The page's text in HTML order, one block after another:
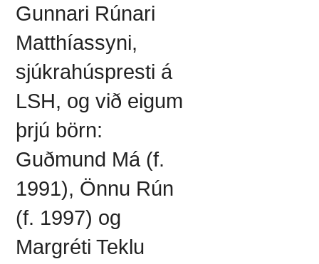
Gunnari Rúnari
Matthíassyni,
sjúkrahúspresti á
LSH, og við eigum
þrjú börn:
Guðmund Má (f.
1991), Önnu Rún
(f. 1997) og
Margréti Teklu